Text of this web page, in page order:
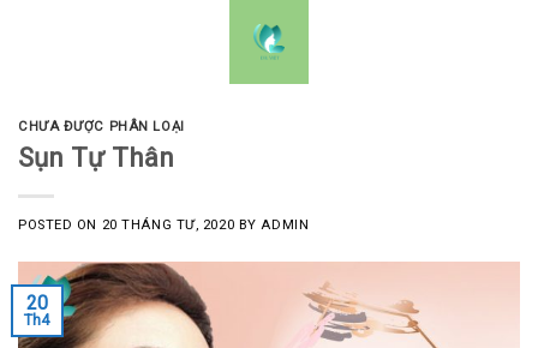
CHƯA ĐƯỢC PHÂN LOẠI
Sụn Tự Thân
POSTED ON 20 THÁNG TƯ, 2020 BY ADMIN
20
Th4